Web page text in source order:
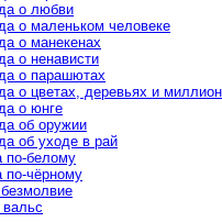
о любви
о маленьком человеке
о манекенах
о ненависти
о парашютах
о цветах, деревьях и
о юнге
об оружии
об уходе в рай
по-белому
по-чёрному